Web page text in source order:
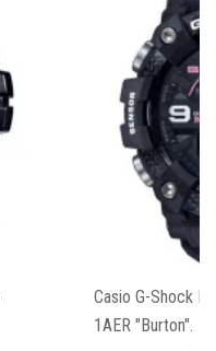
Casio G-Shock
1AER "Burton".